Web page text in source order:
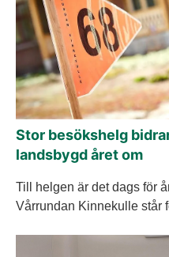
Stor besökshelg
landsbygd året om
Till helgen är det dags för
Vårrundan Kinnekulle står